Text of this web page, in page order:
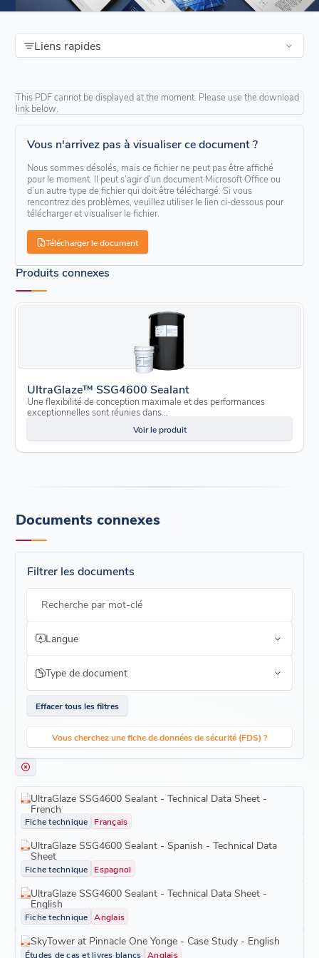
Liens rapides
This PDF cannot be displayed at the moment. Please use the download
link below.
Vous n'arrivez pas à visualiser ce document ?
Nous sommes désolés, mais ce fichier ne peut pas être affiché
pour le moment. Il peut s’agir d’un document Microsoft Office ou
d’un autre type de fichier qui doit être téléchargé. Si vous
rencontrez des problèmes, veuillez utiliser le lien ci-dessous pour
télécharger et visualiser le fichier.
Télécharger le document
Produits connexes
UltraGlaze™ SSG4600 Sealant
Une flexibilité de conception maximale et des performances
exceptionnelles sont réunies dans...
Voir le produit
Documents connexes
Filtrer les documents
Recherche par mot-clé
Langue
Type de document
Effacer tous les filtres
Vous cherchez une fiche de données de sécurité (FDS) ?
UltraGlaze SSG4600 Sealant - Technical Data Sheet -
French
Fiche technique Français
UltraGlaze SSG4600 Sealant - Spanish - Technical Data
Sheet
Fiche technique Espagnol
UltraGlaze SSG4600 Sealant - Technical Data Sheet -
English
Fiche technique Anglais
SkyTower at Pinnacle One Yonge - Case Study - English
Études de cas et livres blancs Anglais